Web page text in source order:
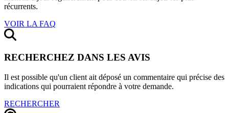
récurrents.
VOIR LA FAQ
RECHERCHEZ DANS LES AVIS
Il est possible qu'un client ait déposé un commentaire qui précise des
indications qui pourraient répondre à votre demande.
RECHERCHER